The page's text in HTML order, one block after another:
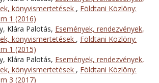
könyvismertetések , Földtani Közlöny:
1 (2016)
Klára Palotás, Események, rendezvények,
könyvismertetések , Földtani Közlöny:
1 (2015)
Klára Palotás, Események, rendezvények,
könyvismertetések , Földtani Közlöny:
3 (2017)